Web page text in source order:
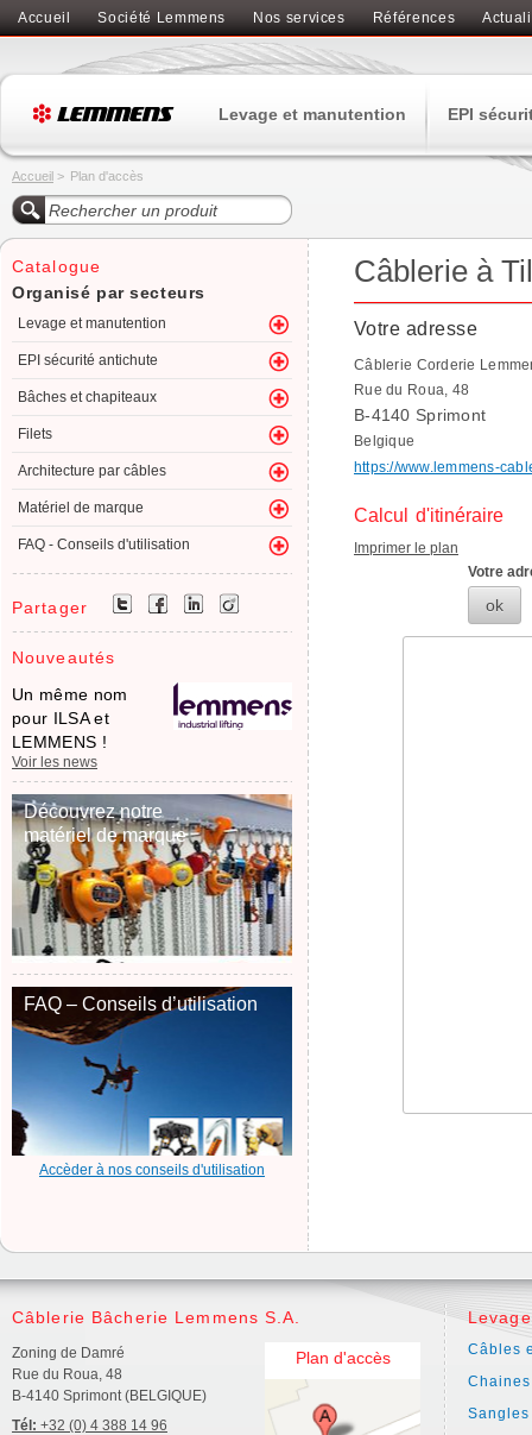
Accueil Société Lemmens Nos services Références
Levage et manutention EPI
Accueil > Plan d'accès
Catalogue
Organisé par secteurs
Levage et manutention
EPI sécurité antichute
Bâches et chapiteaux
Filets
Architecture par câbles
Matériel de marque
FAQ - Conseils d'utilisation
Partager
Nouveautés
Un même nom
pour ILSA et
LEMMENS !
Voir les news
Découvrez notre
matériel de marque
FAQ – Conseils d’utilisation
Accèder à nos conseils d'utilisation
Câblerie à
Votre adresse
Câblerie Corderie
Rue du Roua, 48
B-4140 Sprimont
Belgique
https://www.lemmens-
Calcul d'itinéraire
Imprimer le plan
Votre
ok
Câblerie Bâcherie Lemmens S.A.
Plan d'accès
Zoning de Damré
Rue du Roua, 48
B-4140 Sprimont (BELGIQUE)
Tél: +32 (0) 4 388 14 96
Câbles